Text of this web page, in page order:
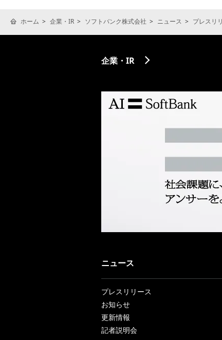
ホーム 企業・IR ソフトバンク株式会社 ニュース プレスリ
企業・IR
ニュース
プレスリリース
お知らせ
更新情報
記者説明会